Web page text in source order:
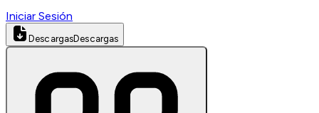
Iniciar Sesión
DescargasDescargas